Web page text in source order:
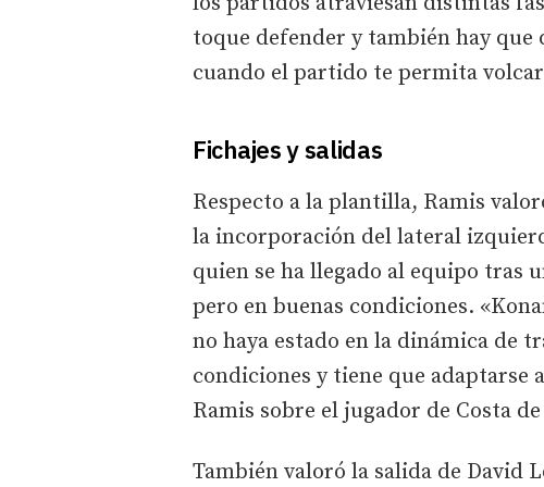
toque defender y también hay
cuando el partido te permita
Fichajes y salidas
Respecto a la plantilla, Ramis
la incorporación del lateral
quien se ha llegado al equipo tras
pero en buenas condiciones.
no haya estado en la dinámica de
condiciones y tiene que adaptarse
Ramis sobre el jugador de Costa
También valoró la salida de David